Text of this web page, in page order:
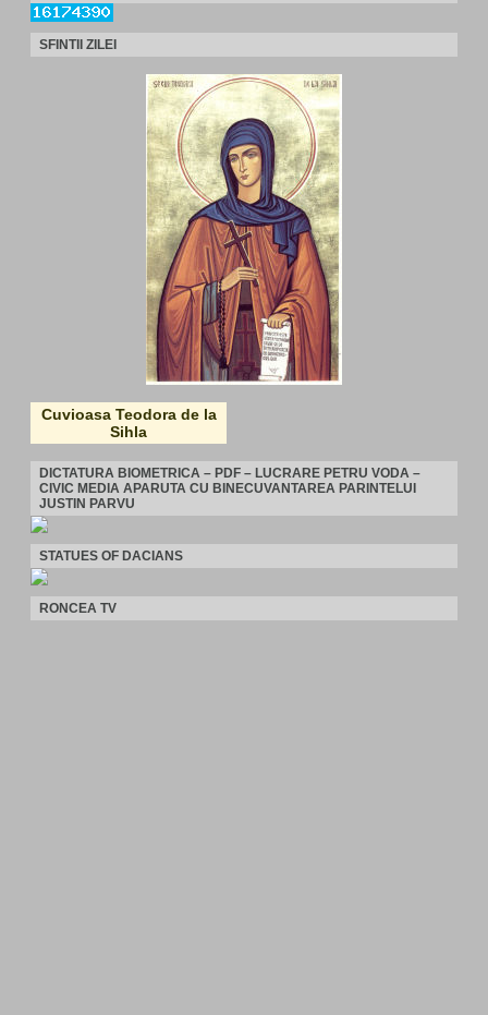
SFINTII ZILEI
Cuvioasa Teodora de la
Sihla
DICTATURA BIOMETRICA – PDF – LUCRARE PETRU VODA –
CIVIC MEDIA APARUTA CU BINECUVANTAREA PARINTELUI
JUSTIN PARVU
STATUES OF DACIANS
RONCEA TV